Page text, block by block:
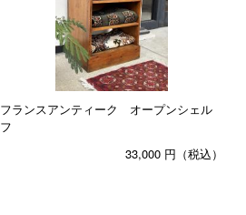
フランスアンティーク オープンシェル
フ
33,000 円（税込）